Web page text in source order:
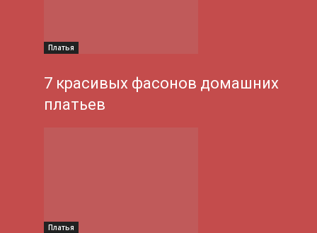
Платья
7 красивых фасонов домашних
платьев
Платья